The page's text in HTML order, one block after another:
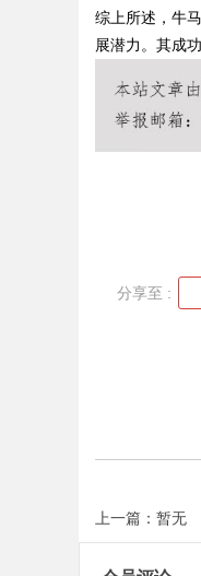
综上所述，牛
展潜力。其成
分享至 :
上一篇：暂无